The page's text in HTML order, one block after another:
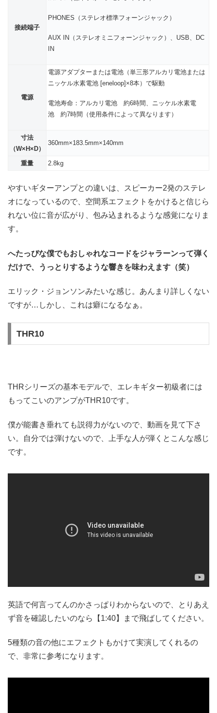
接続端子
PHONES（ステレオ標準フォーンジャック）
AUX IN（ステレオミニフォーンジャック）、USB、DC
IN
電源
電源アダプターまたは電池（単三形アルカリ電池または
ニッケル水素電池 [eneloop]×8本）で駆動
電池寿命：アルカリ電池 約6時間、ニッケル水素電
池 約7時間（使用条件によって異なります）
寸法
（W×H×D）
360mm×183.5mm×140mm
重量 2.8kg
やすいギターアンプとの違いは、スピーカー2発のステレ
オになっているので、空間系エフェクトをかけると信じら
れない位に音が広がり、包み込まれるような感覚になりま
す。
へたっぴな僕でもおしゃれなコードをジャラーンって弾く
だけで、うっとりするような響きを味わえます（笑）
エリック・ジョンソンみたいな感じ。あんまり詳しくない
ですが…しかし、これは癖になるなぁ。
THR10
THRシリーズの基本モデルで、エレキギター初級者には
もってこいのアンプがTHR10です。
僕が能書き垂れても説得力がないので、動画を見て下さ
い。自分では弾けないので、上手な人が弾くとこんな感じ
です。
英語で何言ってんのかさっぱりわからないので、とりあえ
ず音を確認したいのなら【1:40】まで飛ばしてください。
5種類の音の他にエフェクトもかけて実演してくれるの
で、非常に参考になります。